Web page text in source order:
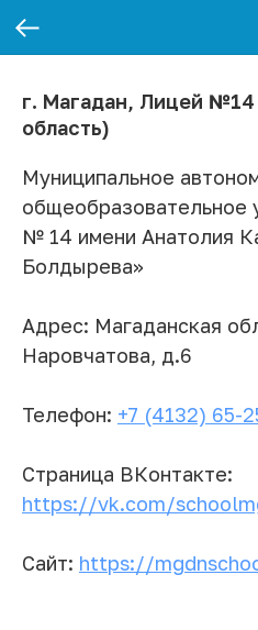
г. Магадан, Лицей №14
область)
Муниципальное
общеобразовательное
№ 14 имени Анатолия
Болдырева»
Адрес: Магаданская
Наровчатова, д.6
Телефон: +7 (4132) 65-
Страница ВКонтакте:
https://vk.com/
Сайт: https://